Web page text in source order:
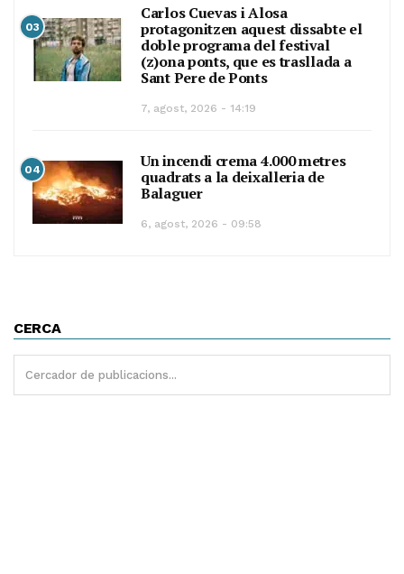
03
Carlos Cuevas i Alosa
protagonitzen aquest dissabte el
doble programa del festival
(z)ona ponts, que es trasllada a
Sant Pere de Ponts
7, agost, 2026 - 14:19
04
Un incendi crema 4.000 metres
quadrats a la deixalleria de
Balaguer
6, agost, 2026 - 09:58
CERCA